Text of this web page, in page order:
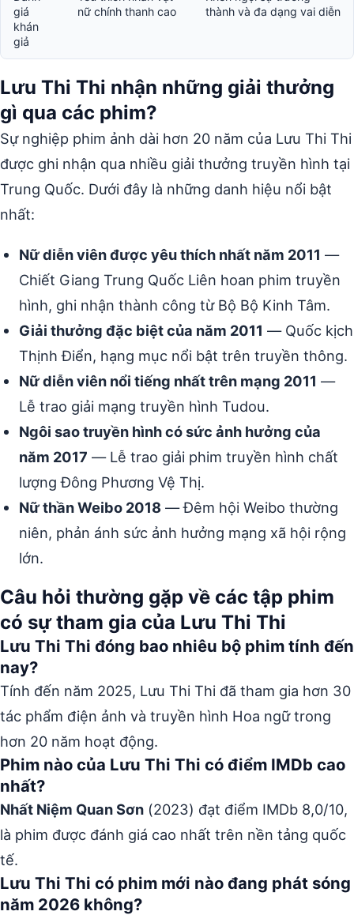
giá
khán
giả
nữ chính thanh cao
thành và đa dạng vai diễn
Lưu Thi Thi nhận những giải thưởng
gì qua các phim?
Sự nghiệp phim ảnh dài hơn 20 năm của Lưu Thi Thi
được ghi nhận qua nhiều giải thưởng truyền hình tại
Trung Quốc. Dưới đây là những danh hiệu nổi bật
nhất:
Nữ diễn viên được yêu thích nhất năm 2011 —
Chiết Giang Trung Quốc Liên hoan phim truyền
hình, ghi nhận thành công từ Bộ Bộ Kinh Tâm.
Giải thưởng đặc biệt của năm 2011 — Quốc kịch
Thịnh Điển, hạng mục nổi bật trên truyền thông.
Nữ diễn viên nổi tiếng nhất trên mạng 2011 —
Lễ trao giải mạng truyền hình Tudou.
Ngôi sao truyền hình có sức ảnh hưởng của
năm 2017 — Lễ trao giải phim truyền hình chất
lượng Đông Phương Vệ Thị.
Nữ thần Weibo 2018 — Đêm hội Weibo thường
niên, phản ánh sức ảnh hưởng mạng xã hội rộng
lớn.
Câu hỏi thường gặp về các tập phim
có sự tham gia của Lưu Thi Thi
Lưu Thi Thi đóng bao nhiêu bộ phim tính đến
nay?
Tính đến năm 2025, Lưu Thi Thi đã tham gia hơn 30
tác phẩm điện ảnh và truyền hình Hoa ngữ trong
hơn 20 năm hoạt động.
Phim nào của Lưu Thi Thi có điểm IMDb cao
nhất?
Nhất Niệm Quan Sơn (2023) đạt điểm IMDb 8,0/10,
là phim được đánh giá cao nhất trên nền tảng quốc
tế.
Lưu Thi Thi có phim mới nào đang phát sóng
năm 2026 không?